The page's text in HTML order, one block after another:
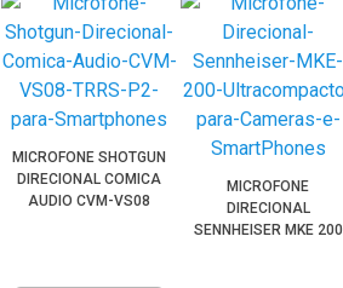
MICROFONE SHOTGUN
DIRECIONAL COMICA
AUDIO CVM-VS08
MICROFONE
DIRECIONAL
SENNHEISER MKE 200